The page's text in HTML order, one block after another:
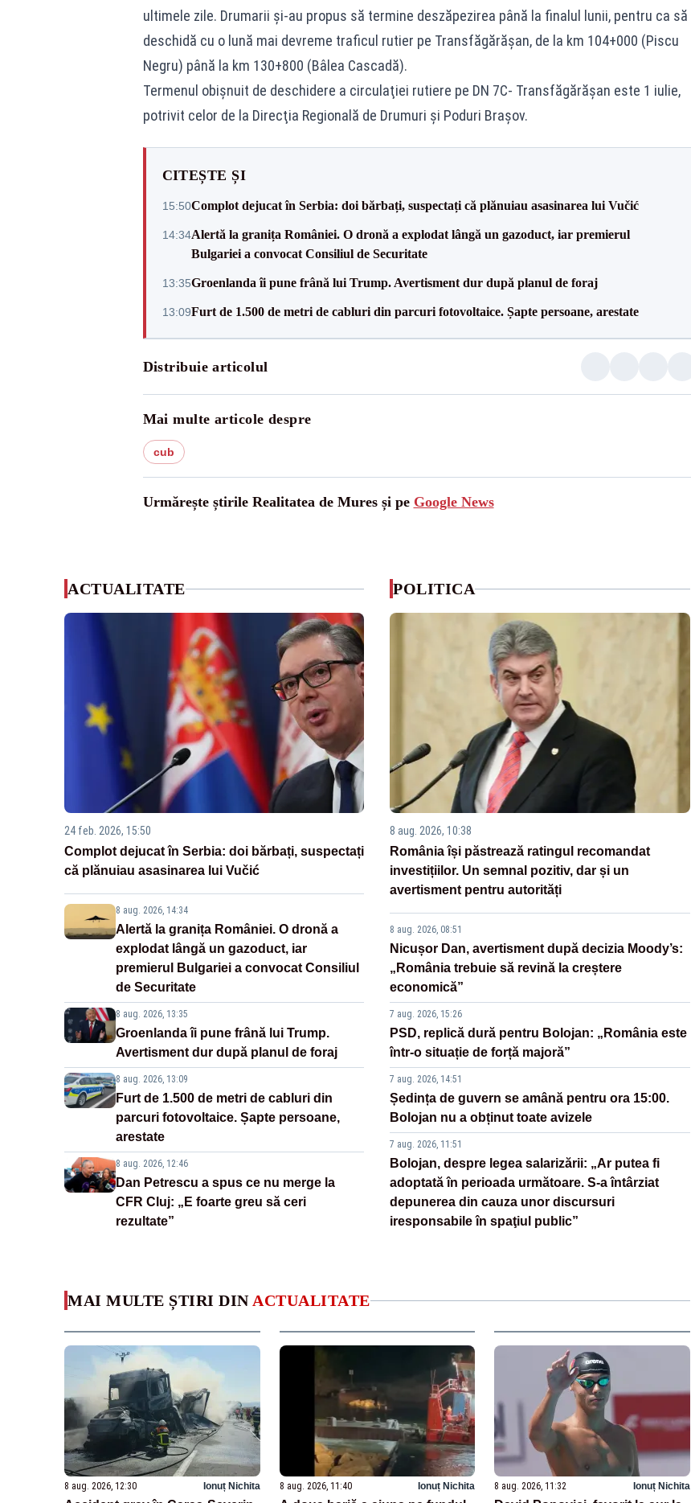
ultimele zile. Drumarii şi-au propus să termine deszăpezirea până la finalul lunii, pentru ca să
deschidă cu o lună mai devreme traficul rutier pe Transfăgărăşan, de la km 104+000 (Piscu
Negru) până la km 130+800 (Bâlea Cascadă).
Termenul obişnuit de deschidere a circulaţiei rutiere pe DN 7C- Transfăgărăşan este 1 iulie,
potrivit celor de la Direcţia Regională de Drumuri şi Poduri Braşov.
CITEȘTE ȘI
15:50Complot dejucat în Serbia: doi bărbați, suspectați că plănuiau asasinarea lui Vučić
14:34Alertă la granița României. O dronă a explodat lângă un gazoduct, iar premierul
Bulgariei a convocat Consiliul de Securitate
13:35Groenlanda îi pune frână lui Trump. Avertisment dur după planul de foraj
13:09Furt de 1.500 de metri de cabluri din parcuri fotovoltaice. Șapte persoane, arestate
Distribuie articolul
Mai multe articole despre
cub
Urmărește știrile Realitatea de Mures și pe Google News
ACTUALITATE
24 feb. 2026, 15:50
Complot dejucat în Serbia: doi bărbați, suspectați
că plănuiau asasinarea lui Vučić
8 aug. 2026, 14:34
Alertă la granița României. O dronă a
explodat lângă un gazoduct, iar
premierul Bulgariei a convocat Consiliul
de Securitate
8 aug. 2026, 13:35
Groenlanda îi pune frână lui Trump.
Avertisment dur după planul de foraj
8 aug. 2026, 13:09
Furt de 1.500 de metri de cabluri din
parcuri fotovoltaice. Șapte persoane,
arestate
8 aug. 2026, 12:46
Dan Petrescu a spus ce nu merge la
CFR Cluj: „E foarte greu să ceri
rezultate”
POLITICA
8 aug. 2026, 10:38
România își păstrează ratingul recomandat
investițiilor. Un semnal pozitiv, dar și un
avertisment pentru autorități
8 aug. 2026, 08:51
Nicușor Dan, avertisment după decizia Moody’s:
„România trebuie să revină la creștere
economică”
7 aug. 2026, 15:26
PSD, replică dură pentru Bolojan: „România este
într-o situație de forță majoră”
7 aug. 2026, 14:51
Ședința de guvern se amână pentru ora 15:00.
Bolojan nu a obținut toate avizele
7 aug. 2026, 11:51
Bolojan, despre legea salarizării: „Ar putea fi
adoptată în perioada următoare. S-a întârziat
depunerea din cauza unor discursuri
iresponsabile în spaţiul public”
MAI MULTE ȘTIRI DIN ACTUALITATE
8 aug. 2026, 12:30 Ionuț Nichita 8 aug. 2026, 11:40 Ionuț Nichita 8 aug. 2026, 11:32 Ionuț Nichita